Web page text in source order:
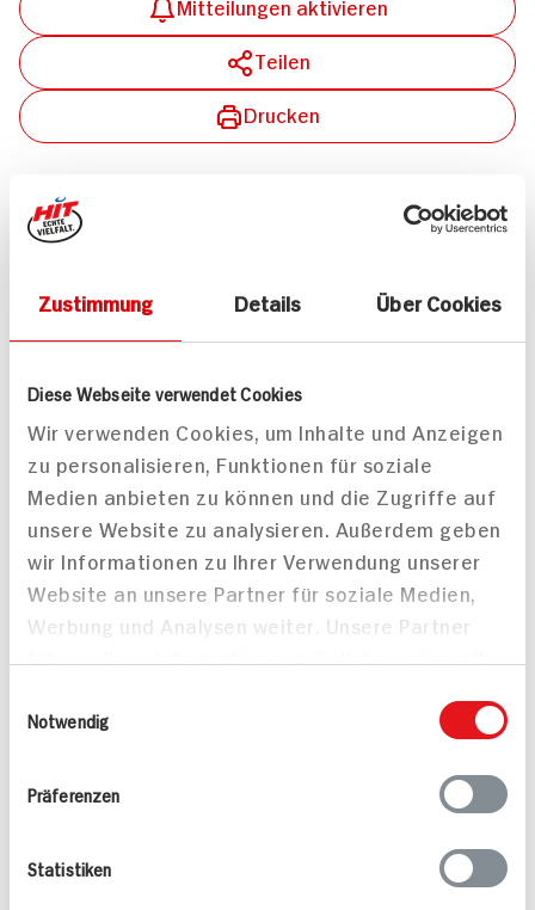
Zustimmung Details Über Cookies
Diese Webseite verwendet Cookies
Wir verwenden Cookies, um Inhalte und Anzeigen
zu personalisieren, Funktionen für soziale
Medien anbieten zu können und die Zugriffe auf
unsere Website zu analysieren. Außerdem geben
wir Informationen zu Ihrer Verwendung unserer
Website an unsere Partner für soziale Medien,
Werbung und Analysen weiter. Unsere Partner
bereitgestellt haben oder die sie im Rahmen
Notwendig
Präferenzen
Statistiken
Mitteilungen aktivieren
Teilen
Drucken
Milka Tafelschokolade
Alpenmilch
DISCOUNT
PREIS
1.99
Aprikosen
AKTUELLEN
TAGES-
PREIS
Alle Rezepte Mehr